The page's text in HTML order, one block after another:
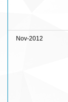
Nov-2012